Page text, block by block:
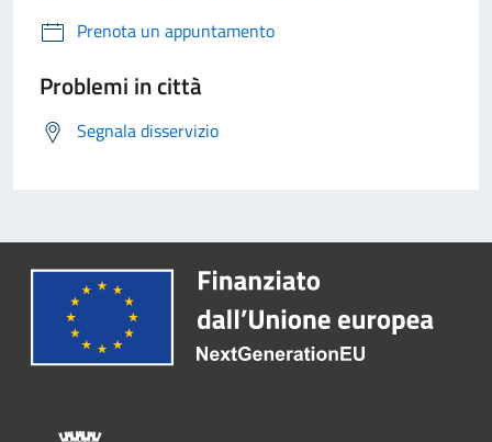
Prenota un appuntamento
Problemi in città
Segnala disservizio